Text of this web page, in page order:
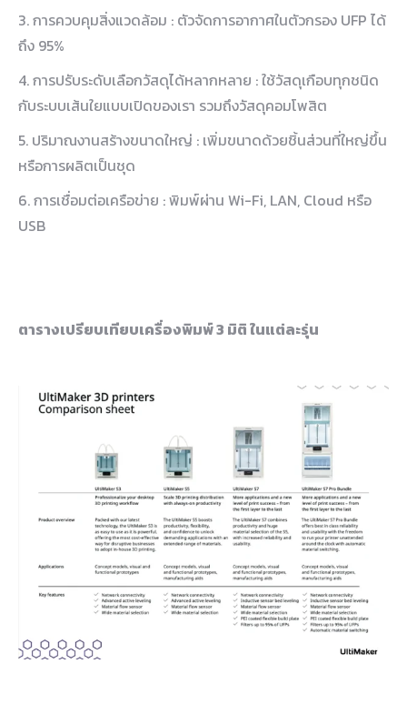
3. การควบคุมสิ่งแวดล้อม : ตัวจัดการอากาศในตัวกรอง UFP ได้
ถึง 95%
4. การปรับระดับเลือกวัสดุได้หลากหลาย : ใช้วัสดุเกือบทุกชนิด
กับระบบเส้นใยแบบเปิดของเรา รวมถึงวัสดุคอมโพสิต
5. ปริมาณงานสร้างขนาดใหญ่ : เพิ่มขนาดด้วยชิ้นส่วนที่ใหญ่ขึ้น
หรือการผลิตเป็นชุด
6. การเชื่อมต่อเครือข่าย : พิมพ์ผ่าน Wi-Fi, LAN, Cloud หรือ
USB
ตารางเปรียบเทียบเครื่องพิมพ์ 3 มิติ ในแต่ละรุ่น